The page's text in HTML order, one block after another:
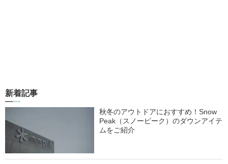
新着記事
秋冬のアウトドアにおすすめ！Snow
Peak（スノーピーク）のダウンアイテ
ムをご紹介